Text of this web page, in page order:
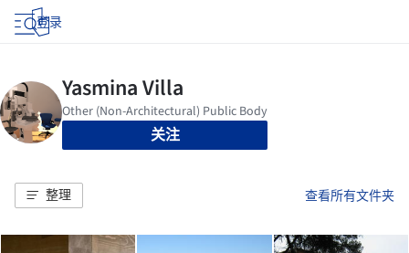
登录
关注
整理 查看所有文件夹